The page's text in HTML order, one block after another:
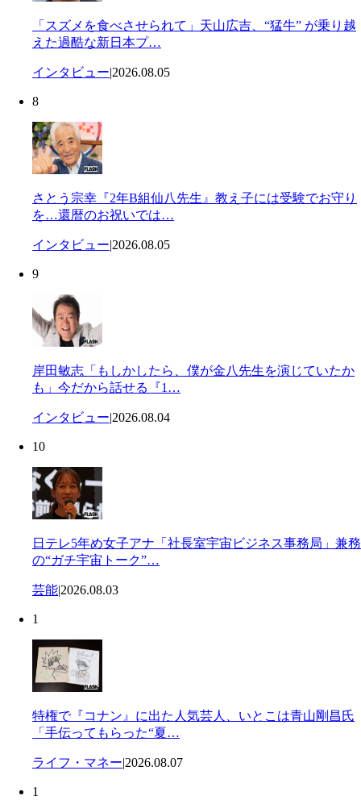
「スズメを食べさせられて」天山広吉、“猛牛” が乗り越
えた過酷な新日本プ…
インタビュー|2026.08.05
8
さとう宗幸『2年B組仙八先生』教え子には受験でお守り
を…還暦のお祝いでは…
インタビュー|2026.08.05
9
岸田敏志「もしかしたら、僕が金八先生を演じていたか
も」今だから話せる『1…
インタビュー|2026.08.04
10
日テレ5年め女子アナ「社長室宇宙ビジネス事務局」兼務
の“ガチ宇宙トーク”…
芸能|2026.08.03
1
特権で『コナン』に出た人気芸人、いとこは青山剛昌氏
「手伝ってもらった“夏…
ライフ・マネー|2026.08.07
1